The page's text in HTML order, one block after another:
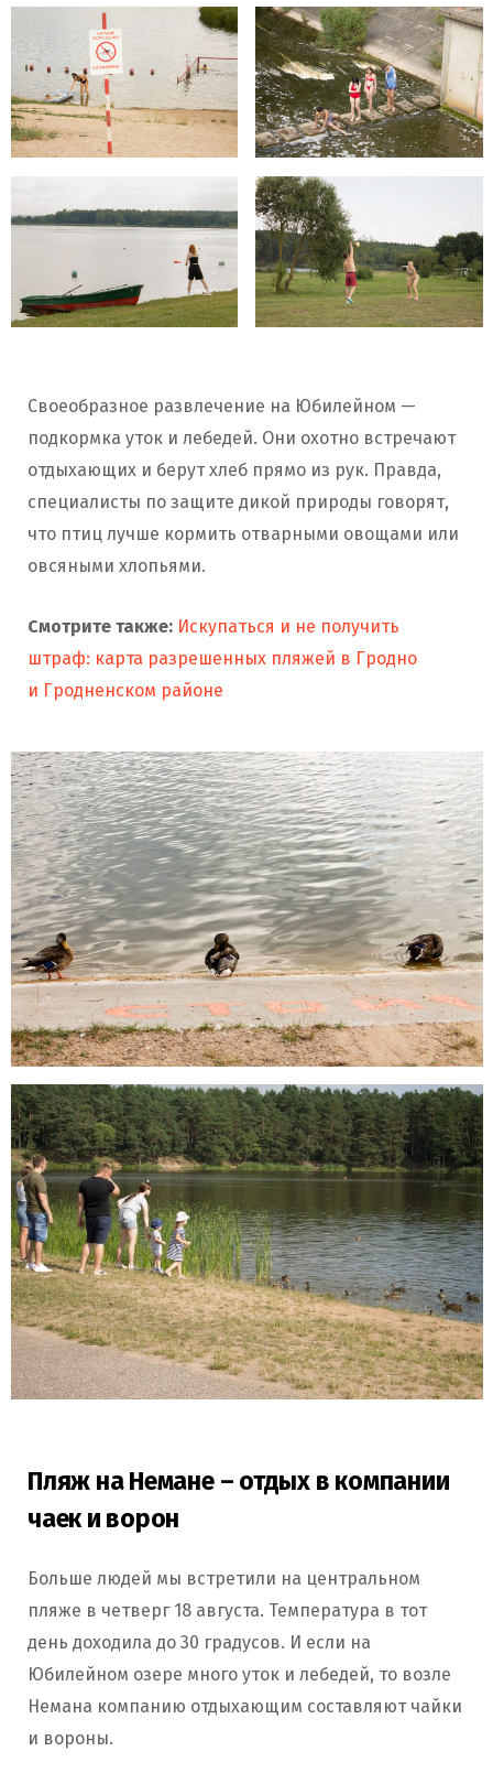
Своеобразное развлечение на Юбилейном —
подкормка уток и лебедей. Они охотно встречают
отдыхающих и берут хлеб прямо из рук. Правда,
специалисты по защите дикой природы говорят,
что птиц лучше кормить отварными овощами или
овсяными хлопьями.
Смотрите также: Искупаться и не получить
штраф: карта разрешенных пляжей в Гродно
и Гродненском районе
Пляж на Немане – отдых в компании
чаек и ворон
Больше людей мы встретили на центральном
пляже в четверг 18 августа. Температура в тот
день доходила до 30 градусов. И если на
Юбилейном озере много уток и лебедей, то возле
Немана компанию отдыхающим составляют чайки
и вороны.